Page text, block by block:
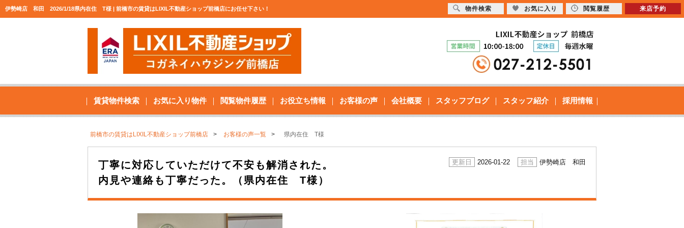
伊勢崎店 和田 2026/1/18県内在住 T様 | 前橋市の賃貸はLIXIL不動産ショップ前橋店にお任せ下さい！
賃貸物件検索 お気に入り物件 閲覧物件履歴 お役立ち情報 お客様の声 会社概要 スタッフブログ スタッフ紹介 採用情報
前橋市の賃貸はLIXIL不動産ショップ前橋店 お客様の声一覧 県内在住 T様
丁寧に対応していただけて不安も解消された。
内見や連絡も丁寧だった。（県内在住 T様）
2026-01-22 伊勢崎店 和田
物件検索 お気に入り 閲覧履歴 来店予約